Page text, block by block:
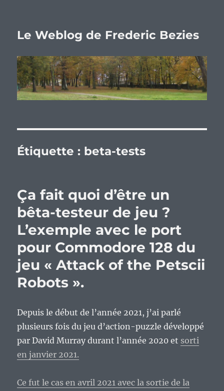
Le Weblog de Frederic Bezies
Étiquette : beta-tests
Ça fait quoi d’être un
bêta-testeur de jeu ?
L’exemple avec le port
pour Commodore 128 du
jeu « Attack of the Petscii
Robots ».
Depuis le début de l’année 2021, j’ai parlé
plusieurs fois du jeu d’action-puzzle développé
par David Murray durant l’année 2020 et sorti
en janvier 2021.
Ce fut le cas en avril 2021 avec la sortie de la